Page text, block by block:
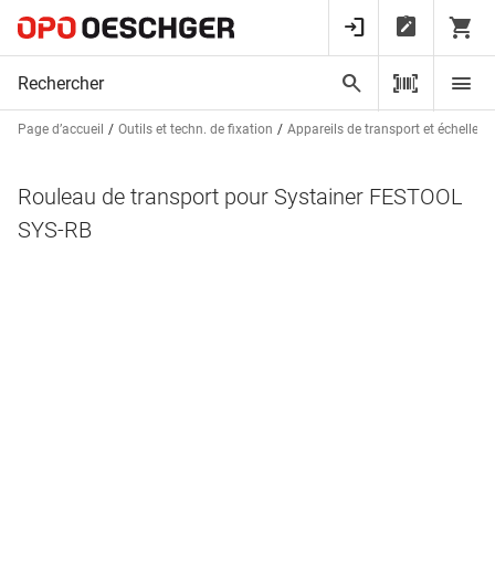
Page d’accueil Outils et techn. de fixation Appareils de transport et échelles
Rouleau de transport pour Systainer FESTOOL
SYS-RB